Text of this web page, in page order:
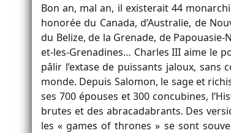
Bon an, mal an, il existerait 44
honorée du Canada, d’Australie, de
du Belize, de la Grenade, de
et-les-Grenadines… Charles III aime le
pâlir l’extase de puissants jaloux,
monde. Depuis Salomon, le sage et
ses 700 épouses et 300 concubines,
brutes et des abracadabrants. Des
les « games of thrones » se sont